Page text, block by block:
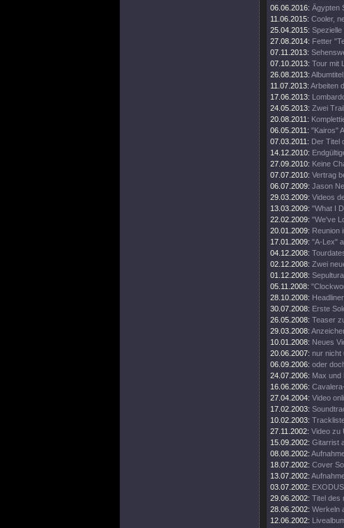
06.06.2016: Ägypten
11.06.2015: Cooler,
25.04.2015: Spezielle
27.08.2014: Fetter
07.11.2013:
07.10.2013: Tour mit
26.08.2013:
11.07.2013: Arbeiten
17.06.2013:
24.05.2013: Zwei
20.08.2011:
06.05.2011: "Kairos"
07.03.2011: Der Titel
14.12.2010:
27.09.2010: Keine
07.07.2010: Vertrag
06.07.2009: Jason
29.03.2009: Videos
13.03.2009: "What I
22.02.2009: "We've
20.01.2009: Reunion
17.01.2009: "A-Lex"
04.12.2008:
02.12.2008: Zwei
01.12.2008:
05.11.2008:
28.10.2008:
30.07.2008: Erste
26.05.2008: Teaser
29.03.2008:
10.01.2008: Neues
20.06.2007: nur nicht
06.09.2006: oder
24.07.2006: Max und
16.06.2006:
27.04.2004: Video
17.02.2003:
10.02.2003:
27.11.2002: Video zu
15.09.2002: Gitarrist
08.08.2002:
18.07.2002: Cover
13.07.2002:
03.07.2002:
29.06.2002: Titel des
28.06.2002: Werkeln
12.06.2002: